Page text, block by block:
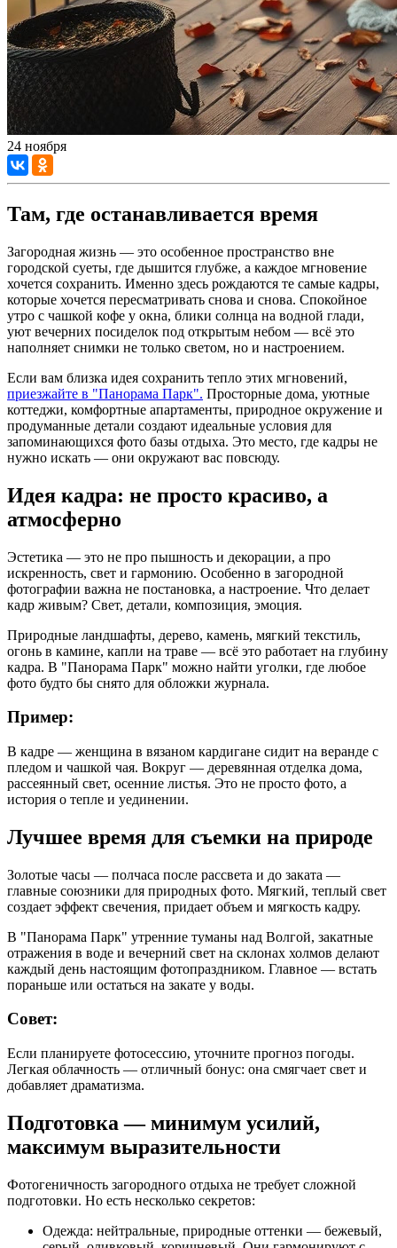
24 ноября
Там, где останавливается время
Загородная жизнь — это особенное пространство вне
городской суеты, где дышится глубже, а каждое мгновение
хочется сохранить. Именно здесь рождаются те самые кадры,
которые хочется пересматривать снова и снова. Спокойное
утро с чашкой кофе у окна, блики солнца на водной глади,
уют вечерних посиделок под открытым небом — всё это
наполняет снимки не только светом, но и настроением.
Если вам близка идея сохранить тепло этих мгновений,
приезжайте в "Панорама Парк". Просторные дома, уютные
коттеджи, комфортные апартаменты, природное окружение и
продуманные детали создают идеальные условия для
запоминающихся фото базы отдыха. Это место, где кадры не
нужно искать — они окружают вас повсюду.
Идея кадра: не просто красиво, а
атмосферно
Эстетика — это не про пышность и декорации, а про
искренность, свет и гармонию. Особенно в загородной
фотографии важна не постановка, а настроение. Что делает
кадр живым? Свет, детали, композиция, эмоция.
Природные ландшафты, дерево, камень, мягкий текстиль,
огонь в камине, капли на траве — всё это работает на глубину
кадра. В "Панорама Парк" можно найти уголки, где любое
фото будто бы снято для обложки журнала.
Пример:
В кадре — женщина в вязаном кардигане сидит на веранде с
пледом и чашкой чая. Вокруг — деревянная отделка дома,
рассеянный свет, осенние листья. Это не просто фото, а
история о тепле и уединении.
Лучшее время для съемки на природе
Золотые часы — полчаса после рассвета и до заката —
главные союзники для природных фото. Мягкий, теплый свет
создает эффект свечения, придает объем и мягкость кадру.
В "Панорама Парк" утренние туманы над Волгой, закатные
отражения в воде и вечерний свет на склонах холмов делают
каждый день настоящим фотопраздником. Главное — встать
пораньше или остаться на закате у воды.
Совет:
Если планируете фотосессию, уточните прогноз погоды.
Легкая облачность — отличный бонус: она смягчает свет и
добавляет драматизма.
Подготовка — минимум усилий,
максимум выразительности
Фотогеничность загородного отдыха не требует сложной
подготовки. Но есть несколько секретов:
Одежда: нейтральные, природные оттенки — бежевый,